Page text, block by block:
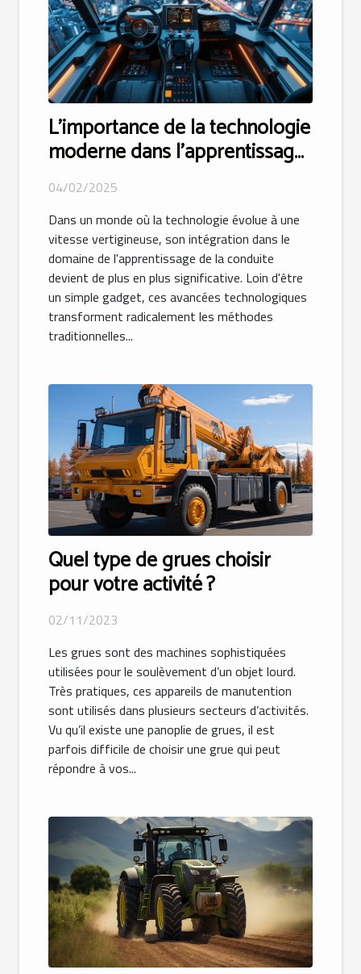
L'importance de la technologie
moderne dans l'apprentissage
de la conduite
04/02/2025
Dans un monde où la technologie évolue à une
vitesse vertigineuse, son intégration dans le
domaine de l'apprentissage de la conduite
devient de plus en plus significative. Loin d'être
un simple gadget, ces avancées technologiques
transforment radicalement les méthodes
traditionnelles...
Quel type de grues choisir
pour votre activité ?
02/11/2023
Les grues sont des machines sophistiquées
utilisées pour le soulèvement d’un objet lourd.
Très pratiques, ces appareils de manutention
sont utilisés dans plusieurs secteurs d’activités.
Vu qu’il existe une panoplie de grues, il est
parfois difficile de choisir une grue qui peut
répondre à vos...